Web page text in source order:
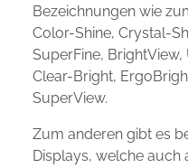
Bezeichnungen wie
Color-Shine, Crystal-
SuperFine,
Clear-Bright,
SuperView.
Zum anderen gibt es
Displays, welche auch